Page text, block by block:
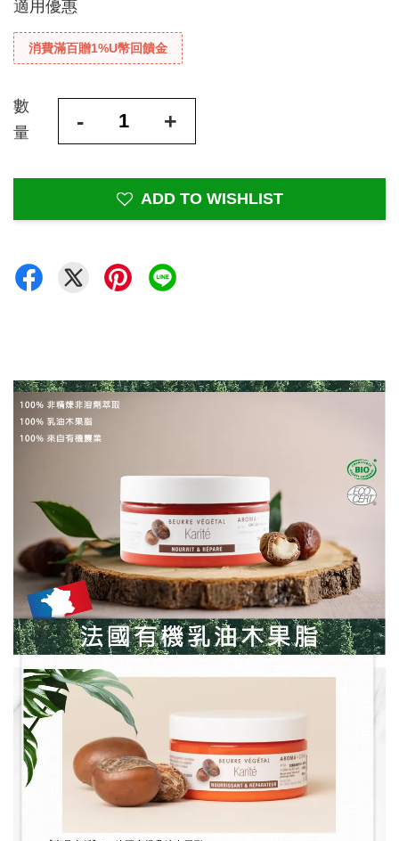
適用優惠
消費滿百贈1%U幣回饋金
數
量
- +
ADD TO WISHLIST